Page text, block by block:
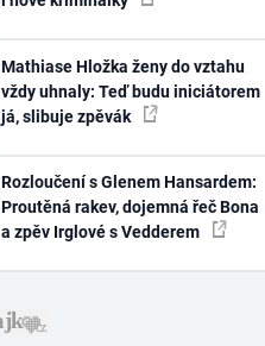
Mathiase Hložka ženy do vztahu
vždy uhnaly: Teď budu iniciátorem
já, slibuje zpěvák
Rozloučení s Glenem Hansardem:
Proutěná rakev, dojemná řeč Bona
a zpěv Irglové s Vedderem